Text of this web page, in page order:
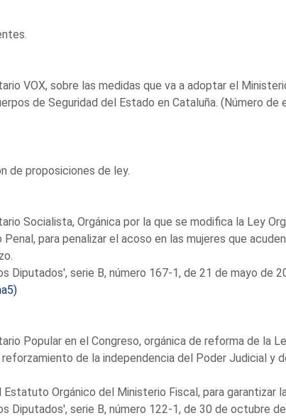
VOX, sobre las medidas que va a adoptar el
de Seguridad del Estado en Cataluña. (Número de
de proposiciones de ley.
Socialista, Orgánica por la que se modifica la Ley
para penalizar el acoso en las mujeres que
Diputados', serie B, número 167-1, de 21 de mayo de
Popular en el Congreso, orgánica de reforma de la
de la independencia del Poder Judicial y
Orgánico del Ministerio Fiscal, para garantizar
Diputados', serie B, número 122-1, de 30 de octubre